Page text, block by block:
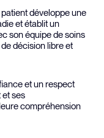
patient développe une
et établit un
son équipe de soins
décision libre et
et un respect
et ses
compréhension